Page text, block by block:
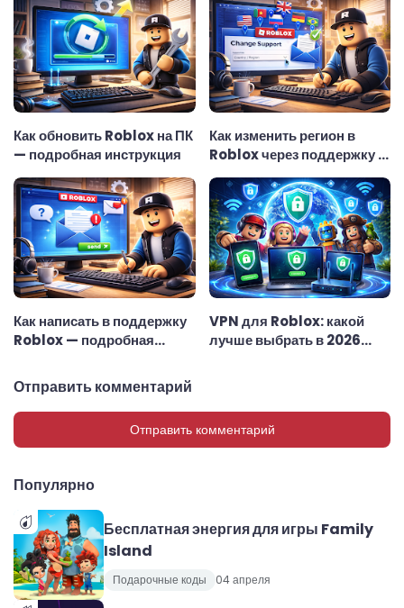
Как обновить Roblox на ПК
— подробная инструкция
Как изменить регион в
Roblox через поддержку —
актуальная инструкция
Как написать в поддержку
Roblox — подробная
VPN для Roblox: какой
лучше выбрать в 2026
Отправить комментарий
Отправить комментарий
Популярно
Бесплатная энергия для игры Family
Island
Подарочные коды 04 апреля